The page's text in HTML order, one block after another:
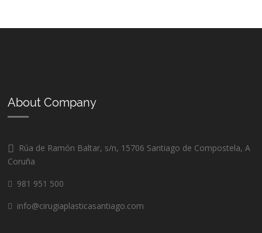
About Company
Rúa de Ramón Baltar, s/n, 15706 Santiago de Compostela, A
Coruña
981 951 500
info@cirugiaplasticasantiago.com